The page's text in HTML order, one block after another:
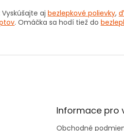
Vyskúšajte aj bezlepkové polievky,
. Omáčka sa hodí tiež do
Informace pro
Obchodné